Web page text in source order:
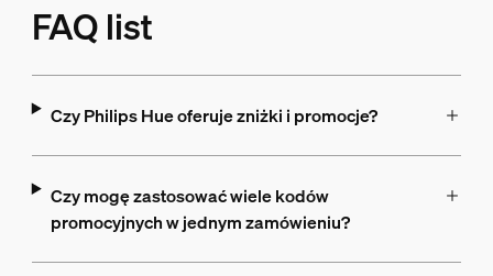
FAQ list
Czy Philips Hue oferuje zniżki i promocje?
Czy mogę zastosować wiele kodów
promocyjnych w jednym zamówieniu?